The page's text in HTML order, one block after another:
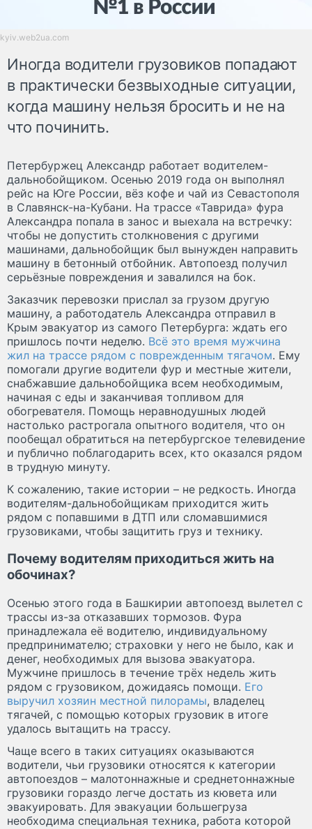
kyiv.web2ua.com
Иногда водители грузовиков попадают
в практически безвыходные ситуации,
когда машину нельзя бросить и не на
что починить.
Петербуржец Александр работает водителем-
дальнобойщиком. Осенью 2019 года он выполнял
рейс на Юге России, вёз кофе и чай из Севастополя
в Славянск-на-Кубани. На трассе «Таврида» фура
Александра попала в занос и выехала на встречку:
чтобы не допустить столкновения с другими
машинами, дальнобойщик был вынужден направить
машину в бетонный отбойник. Автопоезд получил
серьёзные повреждения и завалился на бок.
Заказчик перевозки прислал за грузом другую
машину, а работодатель Александра отправил в
Крым эвакуатор из самого Петербурга: ждать его
пришлось почти неделю. Всё это время мужчина
жил на трассе рядом с поврежденным тягачом. Ему
помогали другие водители фур и местные жители,
снабжавшие дальнобойщика всем необходимым,
начиная с еды и заканчивая топливом для
обогревателя. Помощь неравнодушных людей
настолько растрогала опытного водителя, что он
пообещал обратиться на петербургское телевидение
и публично поблагодарить всех, кто оказался рядом
в трудную минуту.
К сожалению, такие истории – не редкость. Иногда
водителям-дальнобойщикам приходится жить
рядом с попавшими в ДТП или сломавшимися
грузовиками, чтобы защитить груз и технику.
Почему водителям приходиться жить на
обочинах?
Осенью этого года в Башкирии автопоезд вылетел с
трассы из-за отказавших тормозов. Фура
принадлежала её водителю, индивидуальному
предпринимателю; страховки у него не было, как и
денег, необходимых для вызова эвакуатора.
Мужчине пришлось в течение трёх недель жить
рядом с грузовиком, дожидаясь помощи. Его
выручил хозяин местной пилорамы, владелец
тягачей, с помощью которых грузовик в итоге
удалось вытащить на трассу.
Чаще всего в таких ситуациях оказываются
водители, чьи грузовики относятся к категории
автопоездов – малотоннажные и среднетоннажные
грузовики гораздо легче достать из кювета или
эвакуировать. Для эвакуации большегруза
необходима специальная техника, работа которой